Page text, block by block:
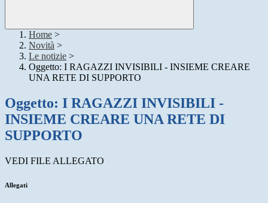
Home >
Novità >
Le notizie >
Oggetto: I RAGAZZI INVISIBILI - INSIEME CREARE
UNA RETE DI SUPPORTO
Oggetto: I RAGAZZI INVISIBILI -
INSIEME CREARE UNA RETE DI
SUPPORTO
VEDI FILE ALLEGATO
Allegati